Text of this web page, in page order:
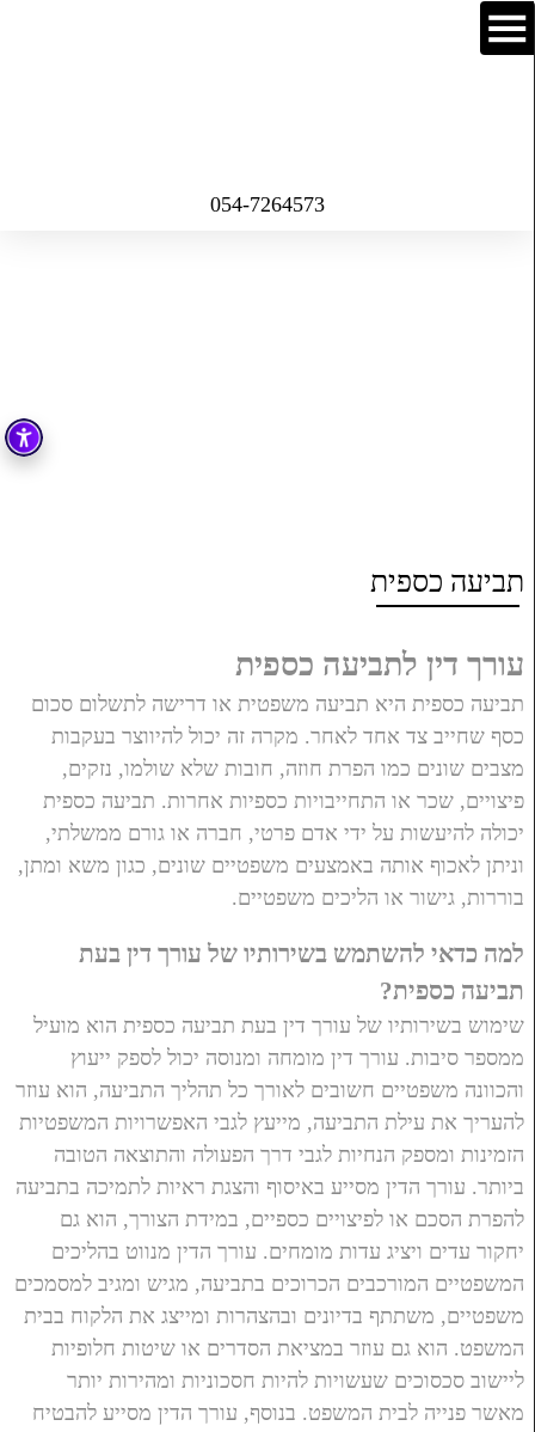
054-7264573
תביעה כספית
עורך דין לתביעה כספית
תביעה כספית היא תביעה משפטית או דרישה לתשלום סכום
כסף שחייב צד אחד לאחר. מקרה זה יכול להיווצר בעקבות
מצבים שונים כמו הפרת חוזה, חובות שלא שולמו, נזקים,
פיצויים, שכר או התחייבויות כספיות אחרות. תביעה כספית
יכולה להיעשות על ידי אדם פרטי, חברה או גורם ממשלתי,
וניתן לאכוף אותה באמצעים משפטיים שונים, כגון משא ומתן,
בוררות, גישור או הליכים משפטיים.
למה כדאי להשתמש בשירותיו של עורך דין בעת
תביעה כספית?
שימוש בשירותיו של עורך דין בעת תביעה כספית הוא מועיל
ממספר סיבות. עורך דין מומחה ומנוסה יכול לספק ייעוץ
והכוונה משפטיים חשובים לאורך כל תהליך התביעה, הוא עוזר
להעריך את עילת התביעה, מייעץ לגבי האפשרויות המשפטיות
הזמינות ומספק הנחיות לגבי דרך הפעולה והתוצאה הטובה
ביותר. עורך הדין מסייע באיסוף והצגת ראיות לתמיכה בתביעה
להפרת הסכם או לפיצויים כספיים, במידת הצורך, הוא גם
יחקור עדים ויציג עדות מומחים. עורך הדין מנווט בהליכים
המשפטיים המורכבים הכרוכים בתביעה, מגיש ומגיב למסמכים
משפטיים, משתתף בדיונים ובהצהרות ומייצג את הלקוח בבית
המשפט. הוא גם עוזר במציאת הסדרים או שיטות חלופיות
ליישוב סכסוכים שעשויות להיות חסכוניות ומהירות יותר
מאשר פנייה לבית המשפט. בנוסף, עורך הדין מסייע להבטיח